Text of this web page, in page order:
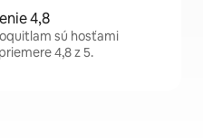
4,8
sú hosťami
4,8 z 5.